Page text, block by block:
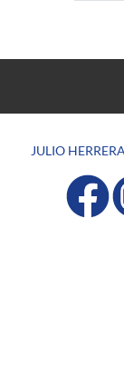
JULIO